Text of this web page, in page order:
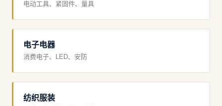
电动工具、紧固件、量具
电子电器
消费电子、LED、安防
纺织服装